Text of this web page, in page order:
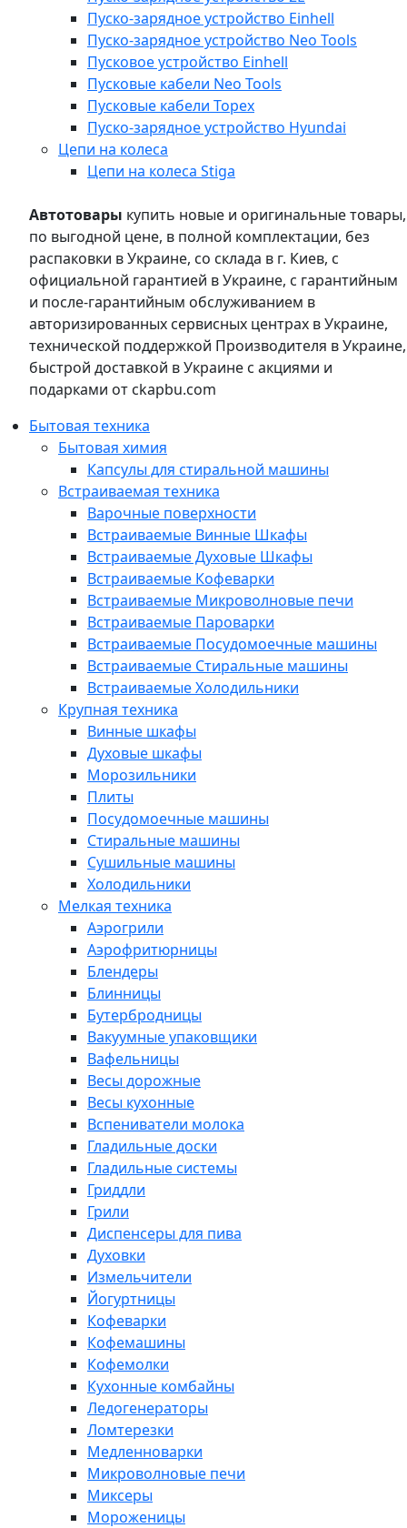
Пуско-зарядное устройство Einhell
Пуско-зарядное устройство Neo Tools
Пусковое устройство Einhell
Пусковые кабели Neo Tools
Пусковые кабели Topex
Пуско-зарядное устройство Hyundai
Цепи на колеса
Цепи на колеса Stiga
Автотовары купить новые и оригинальные товары,
по выгодной цене, в полной комплектации, без
распаковки в Украине, со склада в г. Киев, с
официальной гарантией в Украине, с гарантийным
и после-гарантийным обслуживанием в
авторизированных сервисных центрах в Украине,
технической поддержкой Производителя в Украине,
быстрой доставкой в Украине с акциями и
подарками от ckapbu.com
Бытовая техника
Бытовая химия
Капсулы для стиральной машины
Встраиваемая техника
Варочные поверхности
Встраиваемые Винные Шкафы
Встраиваемые Духовые Шкафы
Встраиваемые Кофеварки
Встраиваемые Микроволновые печи
Встраиваемые Пароварки
Встраиваемые Посудомоечные машины
Встраиваемые Стиральные машины
Встраиваемые Холодильники
Крупная техника
Винные шкафы
Духовые шкафы
Морозильники
Плиты
Посудомоечные машины
Стиральные машины
Сушильные машины
Холодильники
Мелкая техника
Аэрогрили
Аэрофритюрницы
Блендеры
Блинницы
Бутербродницы
Вакуумные упаковщики
Вафельницы
Весы дорожные
Весы кухонные
Вспениватели молока
Гладильные доски
Гладильные системы
Гриддли
Грили
Диспенсеры для пива
Духовки
Измельчители
Йогуртницы
Кофеварки
Кофемашины
Кофемолки
Кухонные комбайны
Ледогенераторы
Ломтерезки
Медленноварки
Микроволновые печи
Миксеры
Мороженицы